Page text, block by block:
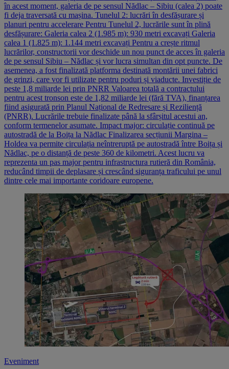
în acest moment, galeria de pe sensul Nădlac – Sibiu (calea 2) poate
fi deja traversată cu mașina. Tunelul 2: lucrări în desfășurare și
planuri pentru accelerare Pentru Tunelul 2, lucrările sunt în plină
desfășurare: Galeria calea 2 (1.985 m): 930 metri excavați Galeria
calea 1 (1.825 m): 1.144 metri excavați Pentru a crește ritmul
lucrărilor, constructorii vor deschide un nou punct de acces în galeria
de pe sensul Sibiu – Nădlac și vor lucra simultan din opt puncte. De
asemenea, a fost finalizată platforma destinată montării unei fabrici
de grinzi, care vor fi utilizate pentru poduri și viaducte. Investiție de
peste 1,8 miliarde lei prin PNRR Valoarea totală a contractului
pentru acest tronson este de 1,82 miliarde lei (fără TVA), finanțarea
fiind asigurată prin Planul Național de Redresare și Reziliență
(PNRR). Lucrările trebuie finalizate până la sfârșitul acestui an,
conform termenelor asumate. Impact major: circulație continuă pe
autostradă de la Boița la Nădlac Finalizarea secțiunii Margina –
Holdea va permite circulația neîntreruptă pe autostradă între Boița și
Nădlac, pe o distanță de peste 360 de kilometri. Acest lucru va
reprezenta un pas major pentru infrastructura rutieră din România,
reducând timpii de deplasare și crescând siguranța traficului pe unul
dintre cele mai importante coridoare europene.
Eveniment